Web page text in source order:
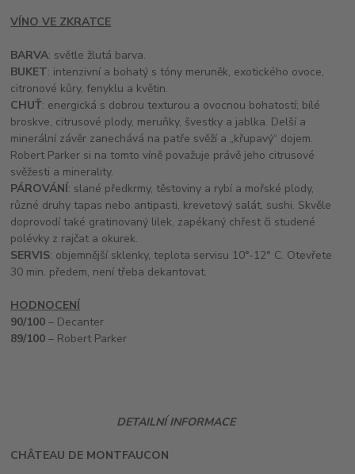
VÍNO VE ZKRATCE
BARVA: světle žlutá barva.
BUKET: intenzivní a bohatý s tóny meruněk, exotického ovoce,
citronové kůry, fenyklu a květin.
CHUŤ: energická s dobrou texturou a ovocnou bohatostí; bílé
broskve, citrusové plody, meruňky, švestky a jablka. Delší a
minerální závěr zanechává na patře svěží a „křupavý“ dojem.
Robert Parker si na tomto víně považuje právě jeho citrusové
svěžesti a minerality.
PÁROVÁNÍ: slané předkrmy, těstoviny a rybí a mořské plody,
různé druhy tapas nebo antipasti, krevetový salát, sushi. Skvěle
doprovodí také gratinovaný lilek, zapékaný chřest či studené
polévky z rajčat a okurek.
SERVIS: objemnější sklenky, teplota servisu 10°-12° C. Otevřete
30 min. předem, není třeba dekantovat.
HODNOCENÍ
90/100 – Decanter
89/100 – Robert Parker
DETAILNÍ INFORMACE
CHÂTEAU DE MONTFAUCON